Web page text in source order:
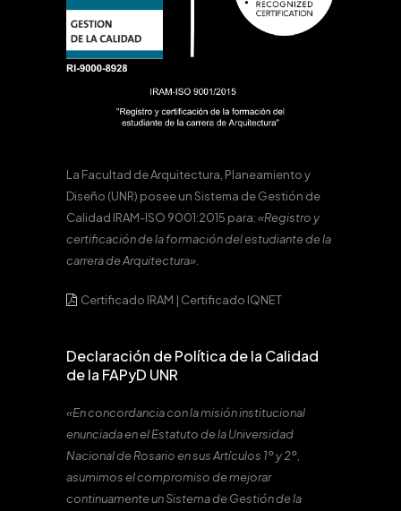
La Facultad de Arquitectura, Planeamiento y
Diseño (UNR) posee un Sistema de Gestión de
Calidad IRAM-ISO 9001:2015 para:«Registro y
certificación de la formación del estudiante de la
carrera de Arquitectura».
Certificado IRAM | Certificado IQNET
Declaración de Política de la Calidad
de la FAPyD UNR
«En concordancia con la misión institucional
enunciada en el Estatuto de la Universidad
Nacional de Rosario en sus Artículos 1º y 2º,
asumimos el compromiso de mejorar
continuamente un Sistema de Gestión de la